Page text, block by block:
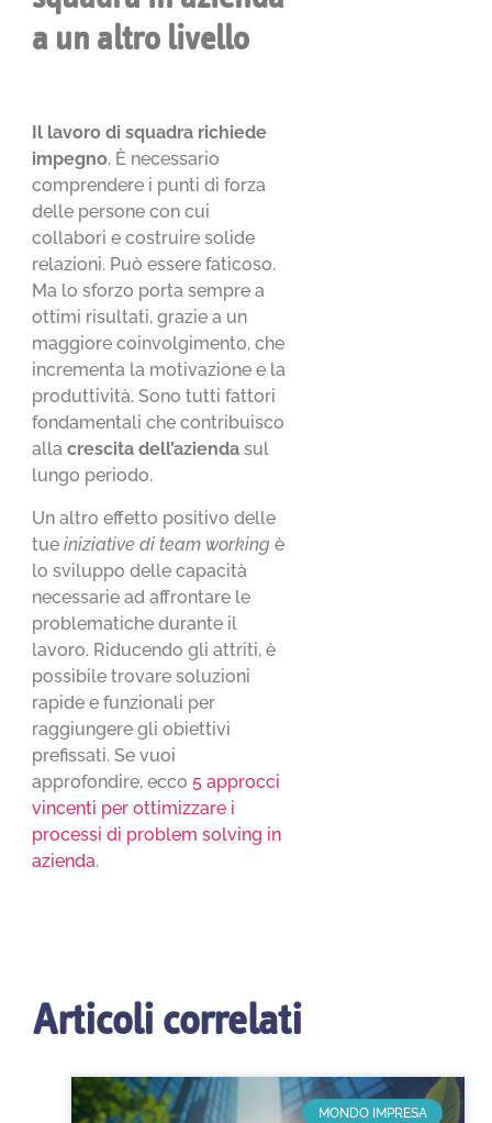
a un altro livello
Il lavoro di squadra richiede
impegno. È necessario
comprendere i punti di forza
delle persone con cui
collabori e costruire solide
relazioni. Può essere faticoso.
Ma lo sforzo porta sempre a
ottimi risultati, grazie a un
maggiore coinvolgimento, che
incrementa la motivazione e la
produttività. Sono tutti fattori
fondamentali che contribuisco
allacrescita dell’azienda sul
lungo periodo.
Un altro effetto positivo delle
tueiniziative di team working è
lo sviluppo delle capacità
necessarie ad affrontare le
problematiche durante il
lavoro. Riducendo gli attriti, è
possibile trovare soluzioni
rapide e funzionali per
raggiungere gli obiettivi
prefissati. Se vuoi
approfondire, ecco 5 approcci
vincenti per ottimizzare i
processi di problem solving in
azienda.
Articoli correlati
MONDO IMPRESA